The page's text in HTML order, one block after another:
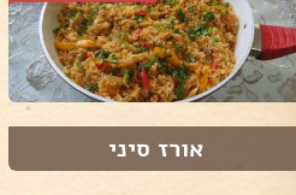
אורז סיני